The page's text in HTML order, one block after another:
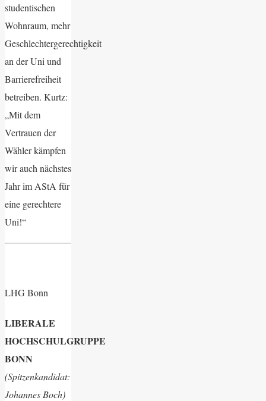
studentischen
Wohnraum, mehr
Geschlechtergerechtigkeit
an der Uni und
Barrierefreiheit
betreiben. Kurtz:
„Mit dem
Vertrauen der
Wähler kämpfen
wir auch nächstes
Jahr im AStA für
eine gerechtere
Uni!“
LHG Bonn
LIBERALE
HOCHSCHULGRUPPE
BONN
(Spitzenkandidat:
Johannes Boch)